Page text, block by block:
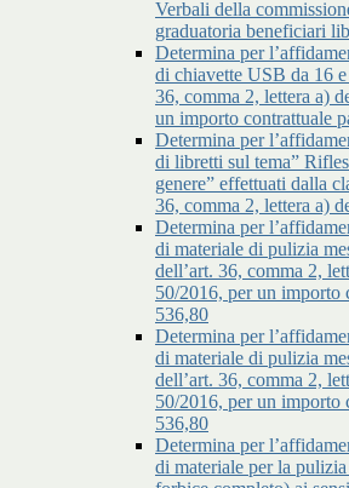
Verbali della
graduatoria beneficiari
Determina per
di chiavette USB da 16
36, comma 2, lettera a)
un importo contrattuale
Determina per
di libretti sul tema”
genere” effettuati dalla
36, comma 2, lettera a)
Determina per
di materiale di pulizia
dell’art. 36, comma 2,
50/2016, per un importo
536,80
Determina per
di materiale di pulizia
dell’art. 36, comma 2,
50/2016, per un importo
536,80
Determina per
di materiale per la